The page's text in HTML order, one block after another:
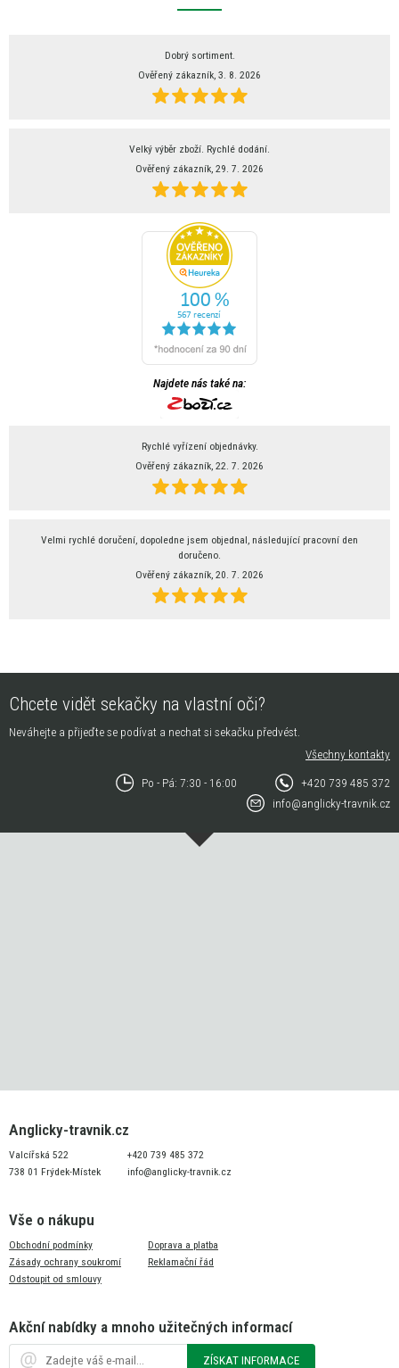
Dobrý sortiment.
Ověřený zákazník, 3. 8. 2026
Velký výběr zboží. Rychlé dodání.
Ověřený zákazník, 29. 7. 2026
Najdete nás také na:
Rychlé vyřízení objednávky.
Ověřený zákazník, 22. 7. 2026
Velmi rychlé doručení, dopoledne jsem objednal, následující pracovní den
doručeno.
Ověřený zákazník, 20. 7. 2026
Chcete vidět sekačky na vlastní oči?
Neváhejte a přijeďte se podívat a nechat si sekačku předvést.
Všechny kontakty
Po - Pá: 7:30 - 16:00
+420 739 485 372
info@anglicky-travnik.cz
Anglicky-travnik.cz
Valcířská 522
738 01 Frýdek-Místek
+420 739 485 372
info@anglicky-travnik.cz
Vše o nákupu
Obchodní podmínky
Zásady ochrany soukromí
Odstoupit od smlouvy
Doprava a platba
Reklamační řád
Akční nabídky a mnoho užitečných informací
ZÍSKAT INFORMACE